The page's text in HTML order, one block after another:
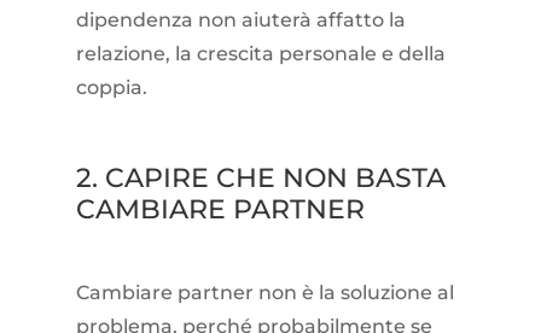
dipendenza non aiuterà affatto la
relazione, la crescita personale e della
coppia.
2. CAPIRE CHE NON BASTA
CAMBIARE PARTNER
Cambiare partner non è la soluzione al
problema, perché probabilmente se